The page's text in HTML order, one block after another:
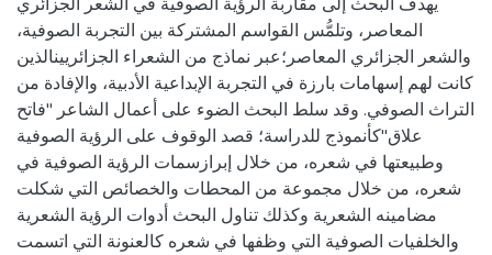
المعاصر، وتلمُّس القواسم المشتركة بين التجربة الصوفية،
والشعر الجزائري المعاصر؛عبر نماذج من الشعراء الجزائريينالذين
كانت لهم إسهامات بارزة في التجربة الإبداعية الأدبية، والإفادة من
التراث الصوفي. وقد سلط البحث الضوء على أعمال الشاعر "فاتح
علاق"كأنموذج للدراسة؛ قصد الوقوف على الرؤية الصوفية
وطبيعتها في شعره، من خلال إبرازسمات الرؤية الصوفية في
شعره، من خلال مجموعة من المحطات والخصائص التي شكلت
مضامينه الشعرية وكذلك تناول البحث أدوات الرؤية الشعرية
والخلفيات الصوفية التي وظفها في شعره كالعنونة التي اتسمت